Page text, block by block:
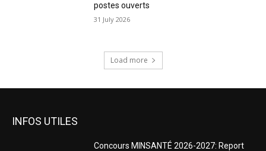
postes ouverts
31 July 2026
Load more
INFOS UTILES
Concours MINSANTÉ 2026-2027: Report